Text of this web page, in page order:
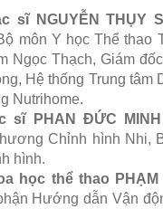
sĩ NGUYỄN THỤY
môn Y học Thể thao
Ngọc Thạch, Giám
Hệ thống Trung tâm
Nutrihome.
sĩ PHAN ĐỨC MINH
Chỉnh hình Nhi,
hình.
học thể thao PHẠM
Hướng dẫn Vận